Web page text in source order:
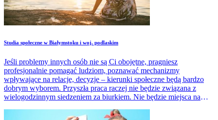
Studia społeczne w Białymstoku i woj. podlaskim
Jeśli problemy innych osób nie są Ci obojętne, pragniesz
profesjonalnie pomagać ludziom, poznawać mechanizmy
wpływające na relacje, decyzje – kierunki społeczne będą bardzo
dobrym wyborem. Przyszła praca raczej nie będzie związana z
wielogodzinnym siedzeniem za biurkiem. Nie będzie miejsca na